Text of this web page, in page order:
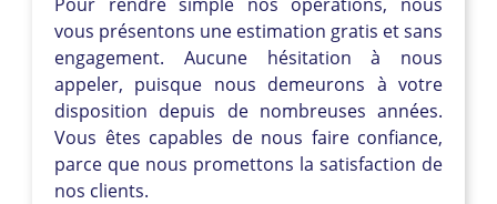
vous présentons une estimation gratis et sans
engagement. Aucune hésitation à nous
appeler, puisque nous demeurons à votre
disposition depuis de nombreuses années.
Vous êtes capables de nous faire confiance,
parce que nous promettons la satisfaction de
nos clients.